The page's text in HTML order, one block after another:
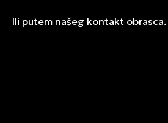
Ili putem našeg kontakt obrasca.